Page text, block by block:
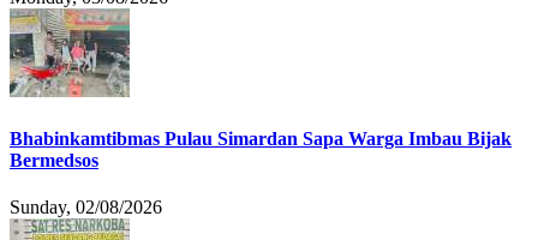
Bhabinkamtibmas Pulau Simardan Sapa Warga Imbau Bijak
Bermedsos
Sunday, 02/08/2026